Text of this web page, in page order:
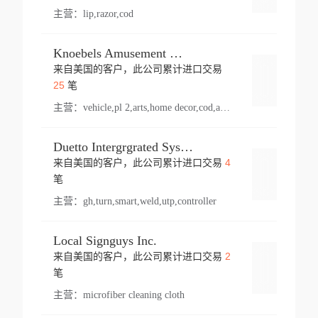
主营： lip,razor,cod
Knoebels Amusement Resort
来自美国的客户，此公司累计进口交易
25笔
主营： vehicle,pl 2,arts,home decor,cod,amusement ride,sea
Duetto Intergrgrated Systems Inc.
来自美国的客户，此公司累计进口交易 4
笔
主营： gh,turn,smart,weld,utp,controller
Local Signguys Inc.
来自美国的客户，此公司累计进口交易 2
笔
主营： microfiber cleaning cloth